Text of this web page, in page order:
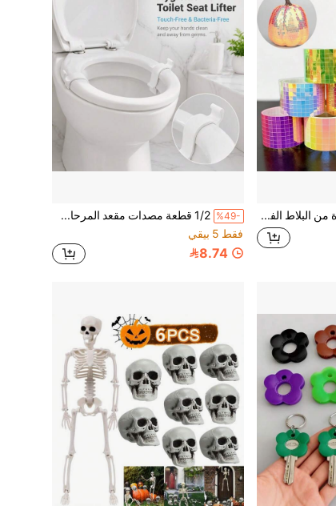
1600 قطعة مطورة من البلاط الفسيفسائي الملون ذاتي اللصق، مناسب لصنع ديكورات ذات موضوع الديسكو، كرات الديسكو، بطاقات الحرف اليدوية واللوحات الفنية، بلاط فسيفسائي ذاتي اللصق مرآة انعكاسية كرة مصنوعة يدويًا ملصقات مرآة DIY قطع ديكورية لملصقات الحائط ثلاثية الأبعاد ل- KTV والحانات %49-
1/2 قطعة مصدات مقعد المرحاض، مثبت مقعد المرحاض البلاستيكي، مصدات مقعد المرحاض المضادة للانزلاق للمقاعد المهتزة
فقط 5 بيقي
8.74